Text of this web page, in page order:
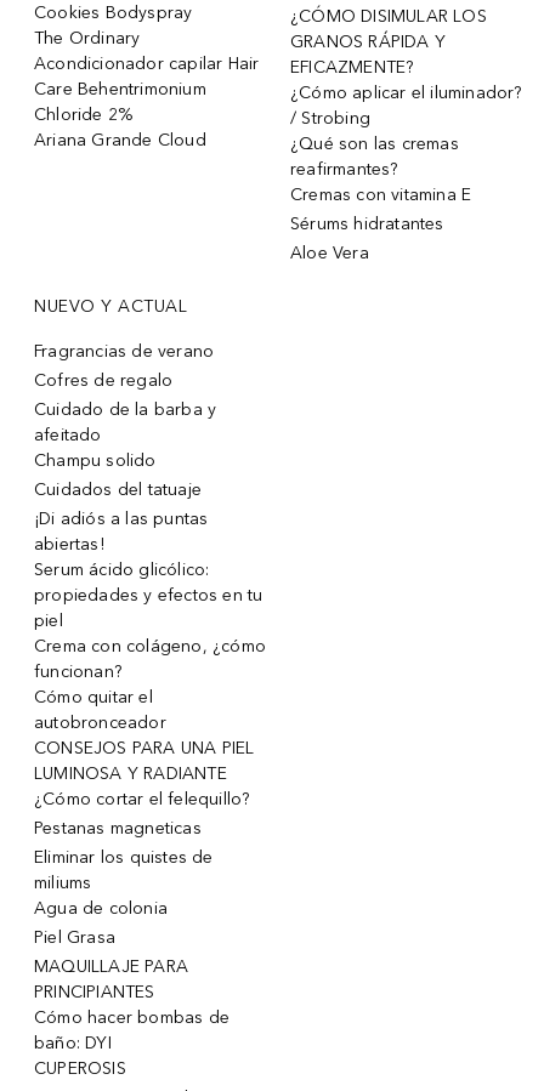
Cookies Bodyspray
The Ordinary
Acondicionador capilar Hair
Care Behentrimonium
Chloride 2%
Ariana Grande Cloud
¿CÓMO DISIMULAR LOS
GRANOS RÁPIDA Y
EFICAZMENTE?
¿Cómo aplicar el iluminador?
/ Strobing
¿Qué son las cremas
reafirmantes?
Cremas con vitamina E
Sérums hidratantes
Aloe Vera
NUEVO Y ACTUAL
Fragrancias de verano
Cofres de regalo
Cuidado de la barba y
afeitado
Champu solido
Cuidados del tatuaje
¡Di adiós a las puntas
abiertas!
Serum ácido glicólico:
propiedades y efectos en tu
piel
Crema con colágeno, ¿cómo
funcionan?
Cómo quitar el
autobronceador
CONSEJOS PARA UNA PIEL
LUMINOSA Y RADIANTE
¿Cómo cortar el felequillo?
Pestanas magneticas
Eliminar los quistes de
miliums
Agua de colonia
Piel Grasa
MAQUILLAJE PARA
PRINCIPIANTES
Cómo hacer bombas de
baño: DYI
CUPEROSIS